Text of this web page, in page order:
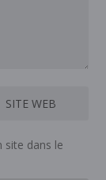
site dans le